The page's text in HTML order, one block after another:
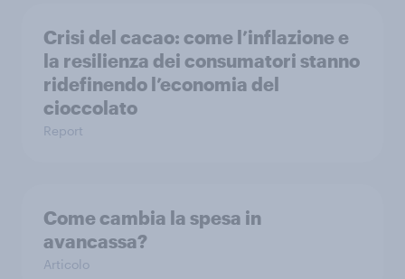
Crisi del cacao: come l’inflazione e
la resilienza dei consumatori stanno
ridefinendo l’economia del
cioccolato
Report
Come cambia la spesa in
avancassa?
Articolo